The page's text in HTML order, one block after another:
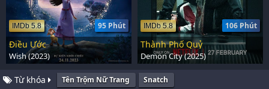
95 Phút
IMDb 5.8
Điều Ước
Wish (2023)
106 Phút
IMDb 5.8
Thành Phố Quỷ
Demon City (2025)
Từ khóa Tên Trộm Nữ Trang Snatch